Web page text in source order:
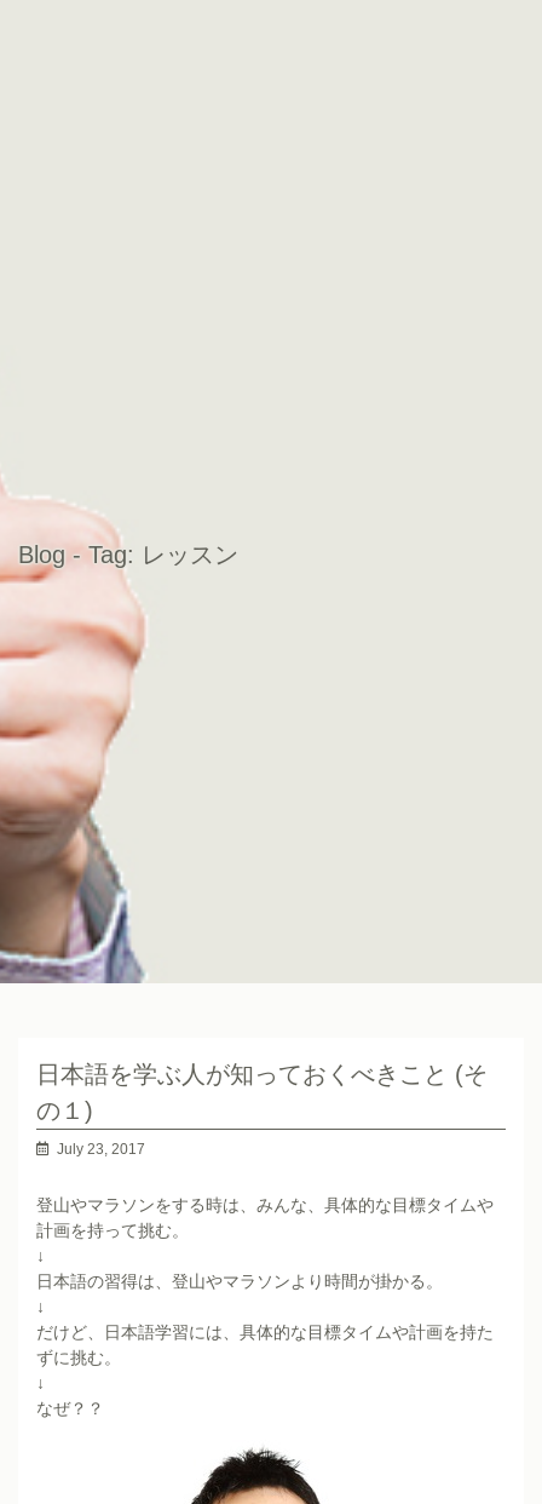
Blog - Tag: レッスン
日本語を学ぶ人が知っておくべきこと (そ
の１)
July 23, 2017
登山やマラソンをする時は、みんな、具体的な目標タイムや
計画を持って挑む。
↓
日本語の習得は、登山やマラソンより時間が掛かる。
↓
だけど、日本語学習には、具体的な目標タイムや計画を持た
ずに挑む。
↓
なぜ？？